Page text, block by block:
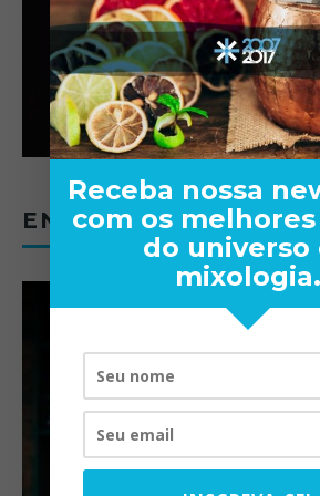
ENTREVISTAS
Receba nossa
com os
do universo
mixologia.